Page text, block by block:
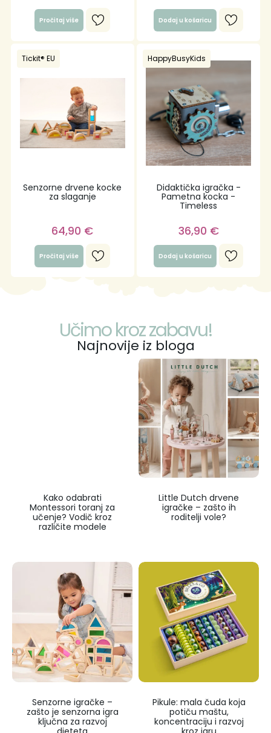
Pročitaj više Dodaj u košaricu
Senzorne drvene kocke
za slaganje
Tickit® EU
64,90 €
Pročitaj više
Didaktička igračka -
Pametna kocka -
Timeless
HappyBusyKids
36,90 €
Dodaj u košaricu
Učimo kroz zabavu!
Najnovije iz bloga
Kako odabrati
Montessori toranj za
učenje? Vodič kroz
različite modele
Little Dutch drvene
igračke – zašto ih
roditelji vole?
Senzorne igračke –
zašto je senzorna igra
ključna za razvoj
Pikule: mala čuda koja
potiču maštu,
koncentraciju i razvoj